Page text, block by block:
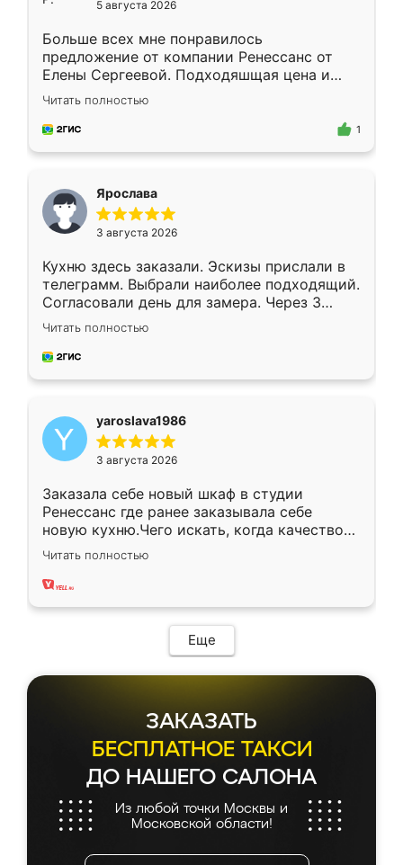
5 августа 2026
Больше всех мне понравилось
предложение от компании Ренессанс от
Елены Сергеевой. Подходяшщая цена и
короткие сроки изготовления. Приехавший
для замера сотрудник Владислав
предложил по моему эскизу самый
Читать полностью
1
Ярослава
3 августа 2026
Кухню здесь заказали. Эскизы прислали в
телеграмм. Выбрали наиболее подходящий.
Согласовали день для замера. Через 3
недели кухня была уже готова. Остались
довольны работой. Спасибо Ренессанс
мебель за качественную работу!
Читать полностью
yaroslava1986
3 августа 2026
Заказала себе новый шкаф в студии
Ренессанс где ранее заказывала себе
новую кухню.Чего искать, когда качеством
вполне довольна. Служит кухня уже почти
два года, нареканий нет.
Читать полностью
Еще
ЗАКАЗАТЬ
БЕСПЛАТНОЕ ТАКСИ
ДО НАШЕГО САЛОНА
Из любой точки Москвы и
Московской области!